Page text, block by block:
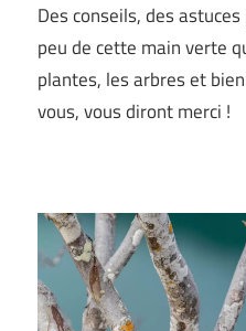
Des conseils, des
peu de cette main verte
plantes, les arbres et
vous, vous diront merci !